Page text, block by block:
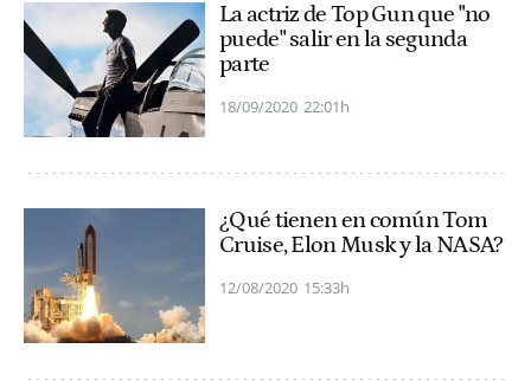
La actriz de Top Gun que "no
puede" salir en la segunda
parte
18/09/2020 22:01h
¿Qué tienen en común Tom
Cruise, Elon Musk y la NASA?
12/08/2020 15:33h